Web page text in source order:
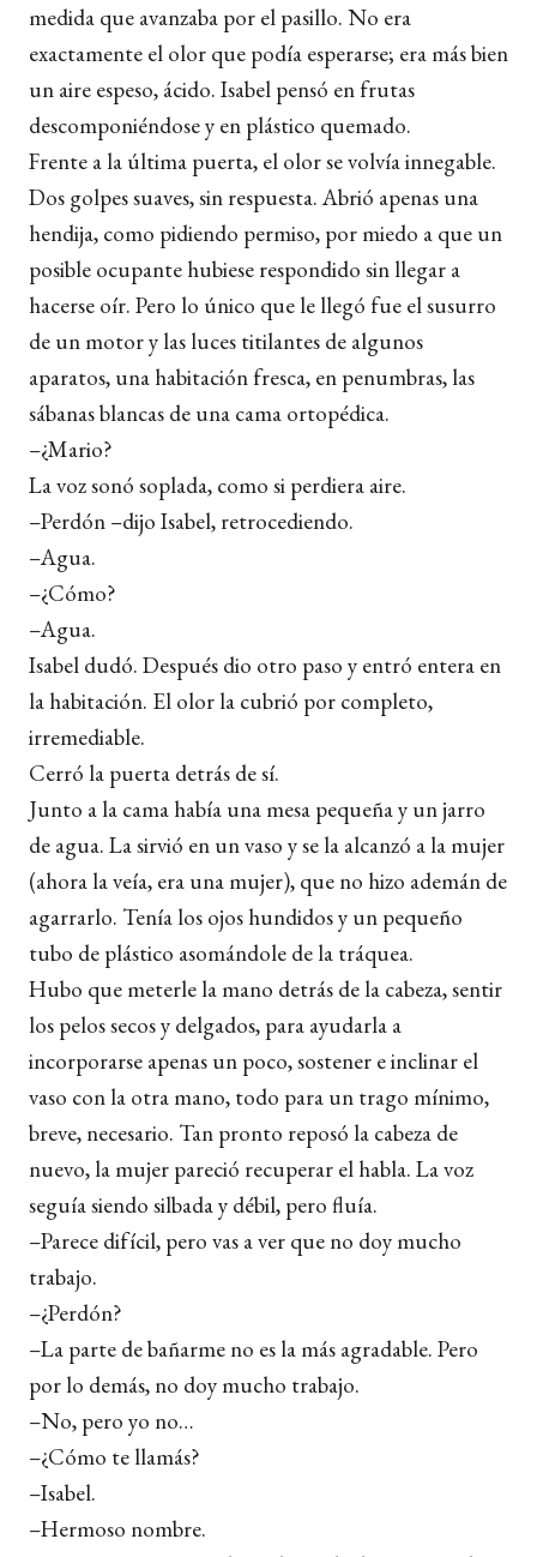
medida que avanzaba por el pasillo. No era
exactamente el olor que podía esperarse; era más bien
un aire espeso, ácido. Isabel pensó en frutas
descomponiéndose y en plástico quemado.
Frente a la última puerta, el olor se volvía innegable.
Dos golpes suaves, sin respuesta. Abrió apenas una
hendija, como pidiendo permiso, por miedo a que un
posible ocupante hubiese respondido sin llegar a
hacerse oír. Pero lo único que le llegó fue el susurro
de un motor y las luces titilantes de algunos
aparatos, una habitación fresca, en penumbras, las
sábanas blancas de una cama ortopédica.
–¿Mario?
La voz sonó soplada, como si perdiera aire.
–Perdón –dijo Isabel, retrocediendo.
–Agua.
–¿Cómo?
–Agua.
Isabel dudó. Después dio otro paso y entró entera en
la habitación. El olor la cubrió por completo,
irremediable.
Cerró la puerta detrás de sí.
Junto a la cama había una mesa pequeña y un jarro
de agua. La sirvió en un vaso y se la alcanzó a la mujer
(ahora la veía, era una mujer), que no hizo ademán de
agarrarlo. Tenía los ojos hundidos y un pequeño
tubo de plástico asomándole de la tráquea.
Hubo que meterle la mano detrás de la cabeza, sentir
los pelos secos y delgados, para ayudarla a
incorporarse apenas un poco, sostener e inclinar el
vaso con la otra mano, todo para un trago mínimo,
breve, necesario. Tan pronto reposó la cabeza de
nuevo, la mujer pareció recuperar el habla. La voz
seguía siendo silbada y débil, pero fluía.
–Parece difícil, pero vas a ver que no doy mucho
trabajo.
–¿Perdón?
–La parte de bañarme no es la más agradable. Pero
por lo demás, no doy mucho trabajo.
–No, pero yo no…
–¿Cómo te llamás?
–Isabel.
–Hermoso nombre.